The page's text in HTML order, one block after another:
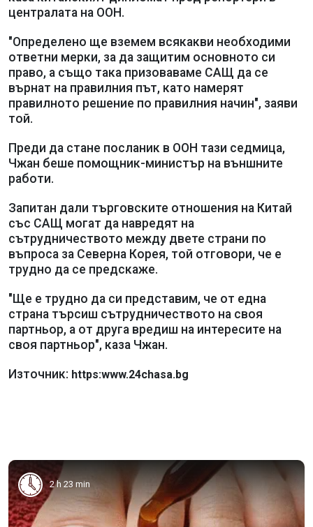
централата на ООН.
"Определено ще вземем всякакви необходими
ответни мерки, за да защитим основното си
право, а също така призоваваме САЩ да се
върнат на правилния път, като намерят
правилното решение по правилния начин", заяви
той.
Преди да стане посланик в ООН тази седмица,
Чжан беше помощник-министър на външните
работи.
Запитан дали търговските отношения на Китай
със САЩ могат да навредят на
сътрудничеството между двете страни по
въпроса за Северна Корея, той отговори, че е
трудно да се предскаже.
"Ще е трудно да си представим, че от една
страна търсиш сътрудничеството на своя
партньор, а от друга вредиш на интересите на
своя партньор", каза Чжан.
Източник: https:www.24chasa.bg
2 h 23 min